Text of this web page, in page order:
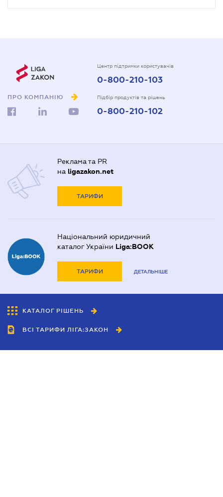
ПРО КОМПАНІЮ
Центр підтримки користувачів
0-800-210-103
Підбір продуктів та рішень
0-800-210-102
Реклама та PR
на ligazakon.net
ТАРИФИ
Національний юридичний
каталог України Liga:BOOK
ТАРИФИ ДЕТАЛЬНІШЕ
КАТАЛОГ РІШЕНЬ
ВСІ ТАРИФИ ЛІГА:ЗАКОН